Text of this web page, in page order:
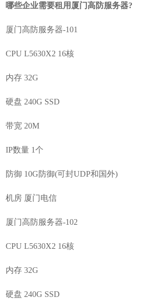
哪些企业需要租用厦门高防服务器?
厦门高防服务器-101
CPU L5630X2 16核
内存 32G
硬盘 240G SSD
带宽 20M
IP数量 1个
防御 10G防御(可封UDP和国外)
机房 厦门电信
厦门高防服务器-102
CPU L5630X2 16核
内存 32G
硬盘 240G SSD